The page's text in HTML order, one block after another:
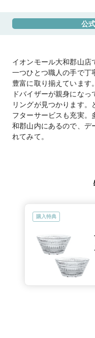
アクセス
JR関西本
駐車場有
住所
奈良県大和
郡山1F
営業時間
10：00～
イオンモ
公
イオンモール大和郡山店
一つひとつ職人の手で丁
豊富に取り揃えています
ドバイザーが親身にな
リングが見つかります
フターサービスも充実。
和郡山内にあるので、デ
れてみて。
購入特典